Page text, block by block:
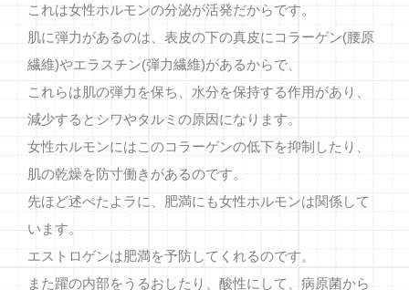
これは女性ホルモンの分泌が活発だからです。
肌に弾力があるのは、表皮の下の真皮にコラーゲン(腰原
繊維)やエラスチン(弾力繊維)があるからで、
これらは肌の弾力を保ち、水分を保持する作用があり、
減少するとシワやタルミの原因になります。
女性ホルモンにはこのコラーゲンの低下を抑制したり、
肌の乾燥を防寸働きがあるのです。
先ほど述ぺたよラに、肥満にも女性ホルモンは関係して
います。
エストロゲンは肥満を予防してくれるのです。
また躍の内部をうるおしたり、酸性にして、病原菌から